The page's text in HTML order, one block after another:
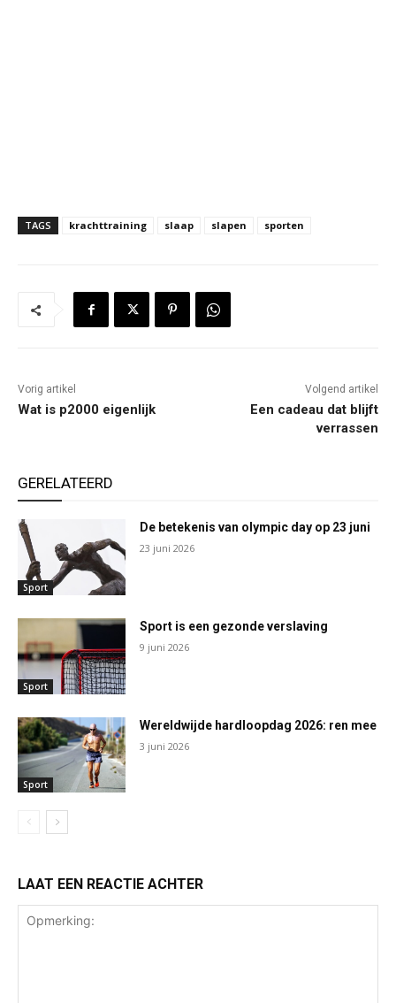
TAGS krachttraining slaap slapen sporten
Vorig artikel
Wat is p2000 eigenlijk
Volgend artikel
Een cadeau dat blijft
verrassen
GERELATEERD
Sport
De betekenis van olympic day op 23 juni
23 juni 2026
Sport
Sport is een gezonde verslaving
9 juni 2026
Sport
Wereldwijde hardloopdag 2026: ren mee
3 juni 2026
LAAT EEN REACTIE ACHTER